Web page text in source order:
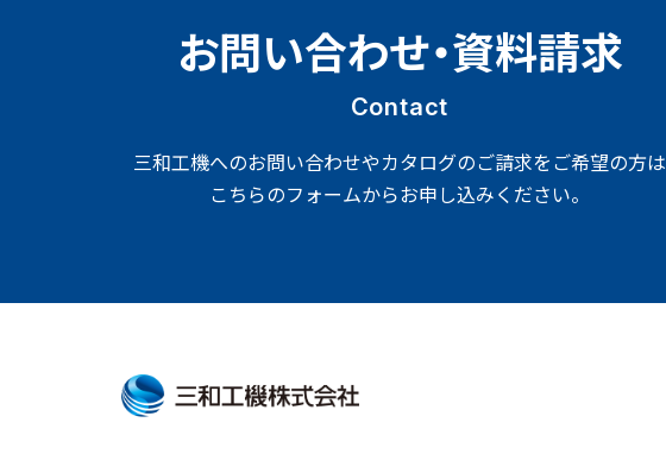
お問い合わせ・資料請求
Contact
三和工機へのお問い合わせやカタログのご請求をご希望の方は
こちらのフォームからお申し込みください。